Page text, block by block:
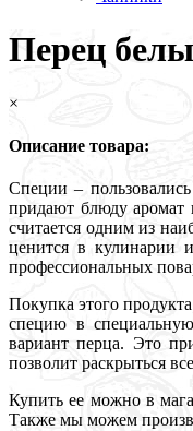
Перец
×
Описание товара:
Специи –
придают блюду аромат
считается одним из
ценится в кулинарии
профессиональных
Покупка этого
специю в
вариант перца. Это
позволит раскрыться
Купить ее можно в
Также мы можем